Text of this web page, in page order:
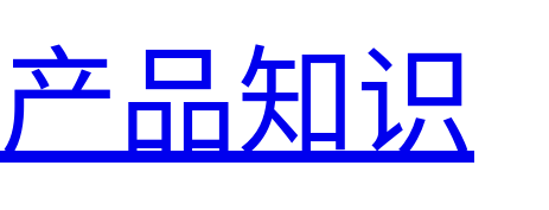
产品知识